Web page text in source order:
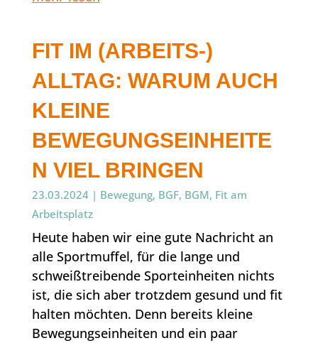
FIT IM (ARBEITS-)
ALLTAG: WARUM AUCH
KLEINE
BEWEGUNGSEINHEITE
N VIEL BRINGEN
23.03.2024| Bewegung, BGF, BGM, Fit am
Arbeitsplatz
Heute haben wir eine gute Nachricht an
alle Sportmuffel, für die lange und
schweißtreibende Sporteinheiten nichts
ist, die sich aber trotzdem gesund und fit
halten möchten. Denn bereits kleine
Bewegungseinheiten und ein paar